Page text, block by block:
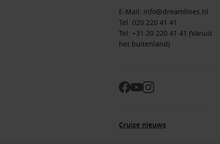
E-Mail: info@dreamlines.nl
Tel: 020 220 41 41
Tel: +31 20 220 41 41 (Vanuit
het buitenland)
Cruise nieuws